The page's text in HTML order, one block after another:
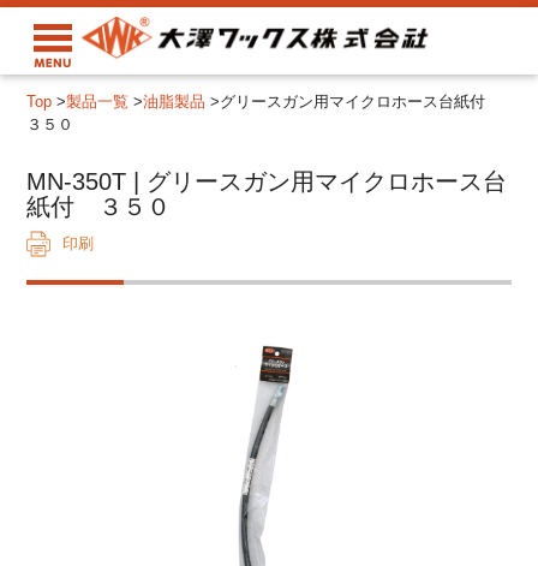
Top >製品一覧 >油脂製品 >グリースガン用マイクロホース台紙付
３５０
MN-350T | グリースガン用マイクロホース台
紙付 ３５０
印刷